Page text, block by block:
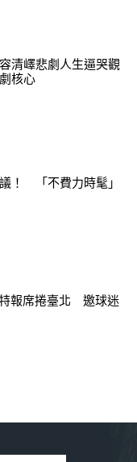
清嶧悲劇人生逼哭觀
核心
！ 「不費力時髦」
報席捲臺北 邀球迷